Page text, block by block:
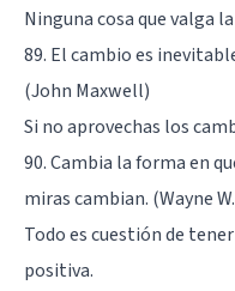
Ninguna cosa que valga
89. El cambio es
(John Maxwell)
Si no aprovechas los
90. Cambia la forma en
miras cambian. (Wayne
Todo es cuestión de
positiva.